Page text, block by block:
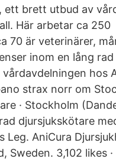
ett brett utbud av
Här arbetar ca 250
70 är veterinärer,
inom en lång rad
vårdavdelningen hos
strax norr om
· Stockholm
djursjukskötare
Leg. AniCura
Sweden. 3,102 likes ·